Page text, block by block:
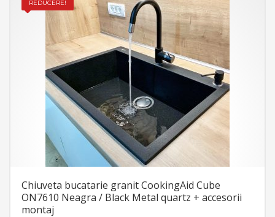
REDUCERE!
Chiuveta bucatarie granit CookingAid Cube
ON7610 Neagra / Black Metal quartz + accesorii
montaj